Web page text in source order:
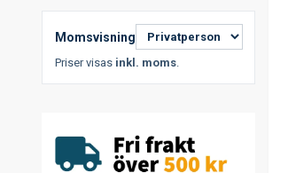
Momsvisning
Priser visas inkl. moms.